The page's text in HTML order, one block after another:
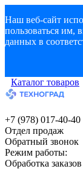
Наш веб-сайт
пользоваться им,
данных в
Каталог товаров
+7 (978) 017-40-40
Отдел продаж
Обратный звонок
Режим работы:
Обработка